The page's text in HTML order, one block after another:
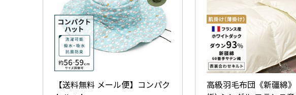
【送料無料 メール便】コンパク
高級羽毛布団《新疆綿